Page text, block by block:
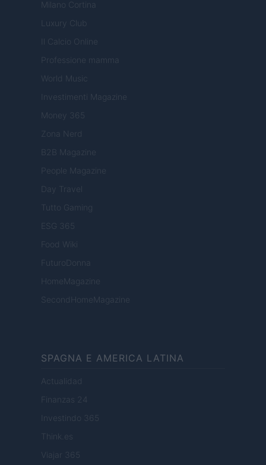
Milano Cortina
Luxury Club
Il Calcio Online
Professione mamma
World Music
Investimenti Magazine
Money 365
Zona Nerd
B2B Magazine
People Magazine
Day Travel
Tutto Gaming
ESG 365
Food Wiki
FuturoDonna
HomeMagazine
SecondHomeMagazine
SPAGNA E AMERICA LATINA
Actualidad
Finanzas 24
Investindo 365
Think.es
Viajar 365